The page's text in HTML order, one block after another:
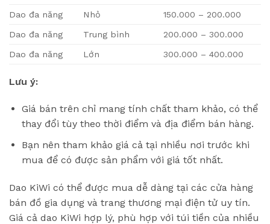
Dao đa năng Nhỏ 150.000 – 200.000
Dao đa năng Trung bình 200.000 – 300.000
Dao đa năng Lớn 300.000 – 400.000
Lưu ý:
Giá bán trên chỉ mang tính chất tham khảo, có thể
thay đổi tùy theo thời điểm và địa điểm bán hàng.
Bạn nên tham khảo giá cả tại nhiều nơi trước khi
mua để có được sản phẩm với giá tốt nhất.
Dao KiWi có thể được mua dễ dàng tại các cửa hàng
bán đồ gia dụng và trang thương mại điện tử uy tín.
Giá cả dao KiWi hợp lý, phù hợp với túi tiền của nhiều